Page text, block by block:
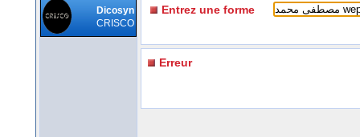
Dicosyn
CRISCO
Entrez une forme
Erreur